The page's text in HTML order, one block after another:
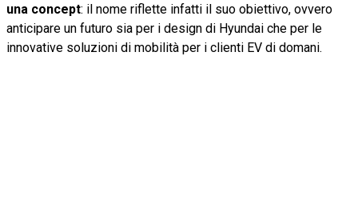
una concept: il nome riflette infatti il suo obiettivo, ovvero
anticipare un futuro sia per i design di Hyundai che per le
innovative soluzioni di mobilità per i clienti EV di domani.